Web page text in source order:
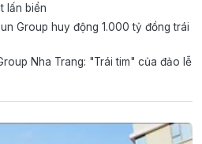
lấn biển
Group huy động 1.000 tỷ đồng trái
Nha Trang: "Trái tim" của đảo lễ